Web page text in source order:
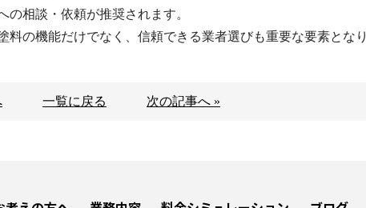
相談・依頼が推奨されます。
料の機能だけでなく、信頼できる業者選びも重要な要素とな
一覧に戻る 次の記事へ »